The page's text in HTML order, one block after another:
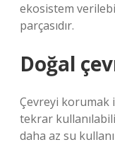
ekosistem
parçasıdır.
Doğal
Çevreyi korumak
tekrar
daha az su